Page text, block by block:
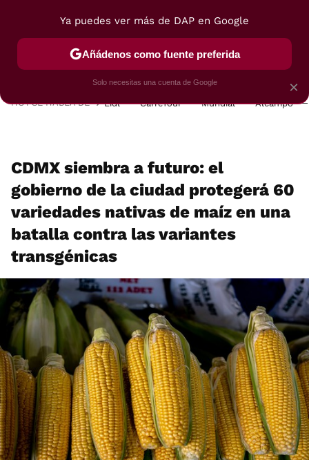
POSTRES VIAJES SELECCIÓN VEGUI
HOY SE HABLA DE Lidl Carrefour Mundial Alcampo
CDMX siembra a futuro: el
gobierno de la ciudad protegerá 60
variedades nativas de maíz en una
batalla contra las variantes
transgénicas
×
Ya puedes ver más de DAP en Google
Añádenos como fuente preferida
Solo necesitas una cuenta de Google